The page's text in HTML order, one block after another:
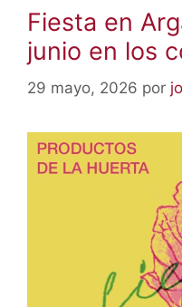
Fiesta en
junio en los
29 mayo, 2026 por